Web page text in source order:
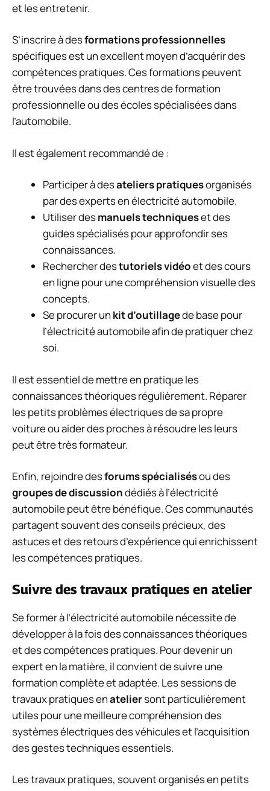
et les entretenir.
S’inscrire à desformations professionnelles
spécifiques est un excellent moyen d’acquérir des
compétences pratiques. Ces formations peuvent
être trouvées dans des centres de formation
professionnelle ou des écoles spécialisées dans
l’automobile.
Il est également recommandé de :
Participer à desateliers pratiquesorganisés
par des experts en électricité automobile.
Utiliser desmanuels techniqueset des
guides spécialisés pour approfondir ses
connaissances.
Rechercher destutoriels vidéoet des cours
en ligne pour une compréhension visuelle des
concepts.
Se procurer un kit d’outillagede base pour
l’électricité automobile afin de pratiquer chez
soi.
Il est essentiel de mettre en pratique les
connaissances théoriques régulièrement. Réparer
les petits problèmes électriques de sa propre
voiture ou aider des proches à résoudre les leurs
peut être très formateur.
Enfin, rejoindre desforums spécialisésou des
groupes de discussiondédiés à l’électricité
automobile peut être bénéfique. Ces communautés
partagent souvent des conseils précieux, des
astuces et des retours d’expérience qui enrichissent
les compétences pratiques.
Suivre des travaux pratiques en atelier
Se former à l’électricité automobile nécessite de
développer à la fois des connaissances théoriques
et des compétences pratiques. Pour devenir un
expert en la matière, il convient de suivre une
formation complète et adaptée. Les sessions de
travaux pratiques enateliersont particulièrement
utiles pour une meilleure compréhension des
systèmes électriques des véhicules et l’acquisition
des gestes techniques essentiels.
Les travaux pratiques, souvent organisés en petits